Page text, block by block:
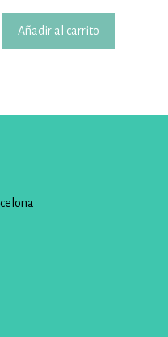
Añadir al carrito